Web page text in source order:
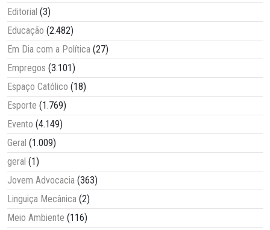
Editorial (3)
Educação (2.482)
Em Dia com a Política (27)
Empregos (3.101)
Espaço Católico (18)
Esporte (1.769)
Evento (4.149)
Geral (1.009)
geral (1)
Jovem Advocacia (363)
Linguiça Mecânica (2)
Meio Ambiente (116)